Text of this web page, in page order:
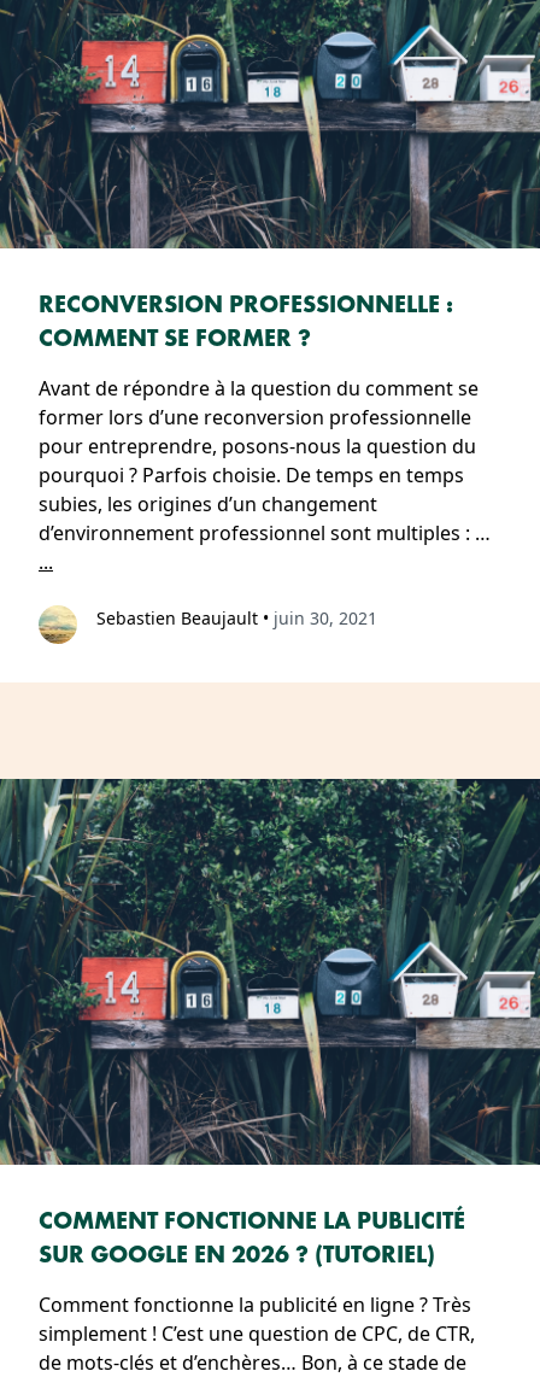
RECONVERSION PROFESSIONNELLE :
COMMENT SE FORMER ?
Avant de répondre à la question du comment se
former lors d’une reconversion professionnelle
pour entreprendre, posons-nous la question du
pourquoi ? Parfois choisie. De temps en temps
subies, les origines d’un changement
d’environnement professionnel sont multiples : …
...
Sebastien Beaujault • juin 30, 2021
COMMENT FONCTIONNE LA PUBLICITÉ
SUR GOOGLE EN 2026 ? (TUTORIEL)
Comment fonctionne la publicité en ligne ? Très
simplement ! C’est une question de CPC, de CTR,
de mots-clés et d’enchères… Bon, à ce stade de